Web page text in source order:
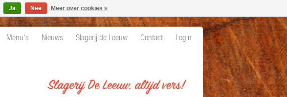
Menu's Nieuws Slagerij de Leeuw Contact Login
Ja Nee Meer over cookies »